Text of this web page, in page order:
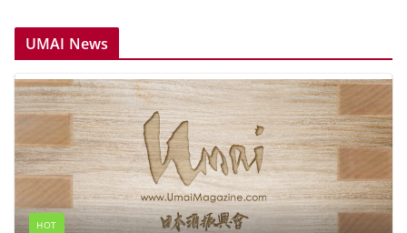
UMAI News
HOT